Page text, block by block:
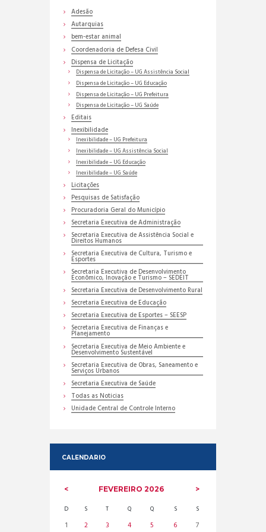
Adesão
Autarquias
bem-estar animal
Coordenadoria de Defesa Civil
Dispensa de Licitação
Dispensa de Licitação – UG Assistência Social
Dispensa de Licitação – UG Educação
Dispensa de Licitação – UG Prefeitura
Dispensa de Licitação – UG Saúde
Editais
Inexibilidade
Inexibilidade – UG Prefeitura
Inexibilidade – UG Assistência Social
Inexibilidade – UG Educação
Inexibilidade – UG Saúde
Licitações
Pesquisas de Satisfação
Procuradoria Geral do Município
Secretaria Executiva de Administração
Secretaria Executiva de Assistência Social e
Direitos Humanos
Secretaria Executiva de Cultura, Turismo e
Esportes
Secretaria Executiva de Desenvolvimento
Econômico, Inovação e Turismo – SEDEIT
Secretaria Executiva de Desenvolvimento Rural
Secretaria Executiva de Educação
Secretaria Executiva de Esportes – SEESP
Secretaria Executiva de Finanças e
Planejamento
Secretaria Executiva de Meio Ambiente e
Desenvolvimento Sustentável
Secretaria Executiva de Obras, Saneamento e
Serviços Urbanos
Secretaria Executiva de Saúde
Todas as Noticias
Unidade Central de Controle Interno
CALENDARIO
FEVEREIRO2026
D S T Q Q S S
1 2 3 4 5 6 7